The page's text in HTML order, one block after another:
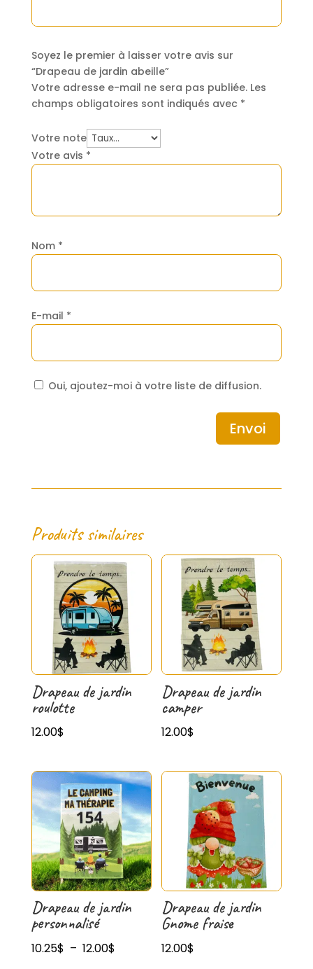
Soyez le premier à laisser votre avis sur
“Drapeau de jardin abeille”
Votre adresse e-mail ne sera pas publiée. Les
champs obligatoires sont indiqués avec *
Votre note
Votre avis *
Nom *
E-mail *
Oui, ajoutez-moi à votre liste de diffusion.
Envoi
Produits similaires
Drapeau de jardin
roulotte
12.00$
Drapeau de jardin
camper
12.00$
Drapeau de jardin
personnalisé
10.25$ – 12.00$
Drapeau de jardin
Gnome fraise
12.00$